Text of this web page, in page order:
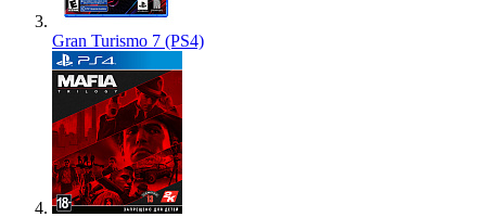
Gran Turismo 7 (PS4)